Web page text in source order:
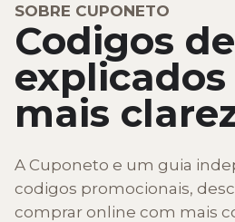
SOBRE CUPONETO
Codigos
mais
A Cuponeto e um guia
codigos promocionais,
comprar online com mais